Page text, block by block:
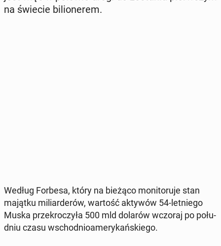
na świecie bi­lio­ne­rem.
Według Forbesa, który na bieżąco mo­ni­to­ru­je stan
majątku mi­liar­de­rów, wartość aktywów 54-let­nie­go
Muska prze­kro­czy­ła 500 mld dolarów wczoraj po po­łu­
dniu czasu wschod­nio­ame­ry­kań­skie­go.